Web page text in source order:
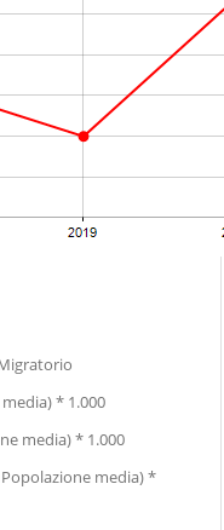
* 1.000
media) * 1.000
media) *